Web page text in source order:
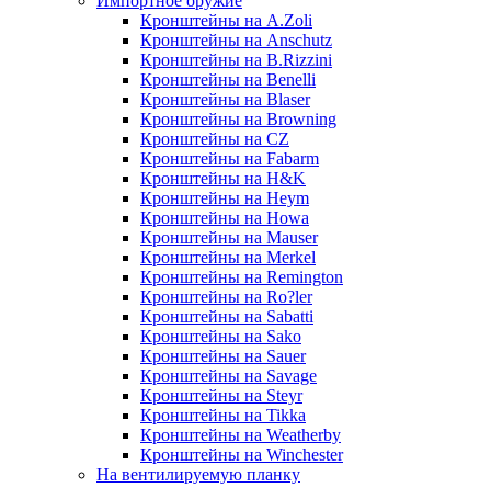
Кронштейны на A.Zoli
Кронштейны на Anschutz
Кронштейны на B.Rizzini
Кронштейны на Benelli
Кронштейны на Blaser
Кронштейны на Browning
Кронштейны на CZ
Кронштейны на Fabarm
Кронштейны на H&K
Кронштейны на Heym
Кронштейны на Howa
Кронштейны на Mauser
Кронштейны на Merkel
Кронштейны на Remington
Кронштейны на Ro?ler
Кронштейны на Sabatti
Кронштейны на Sako
Кронштейны на Sauer
Кронштейны на Savage
Кронштейны на Steyr
Кронштейны на Tikka
Кронштейны на Weatherby
Кронштейны на Winchester
На вентилируемую планку